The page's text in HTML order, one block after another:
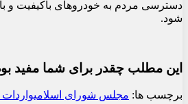
شود.
این مطلب چقدر برای شما مفید
برچسب ها: مجلس شورای اسلامی